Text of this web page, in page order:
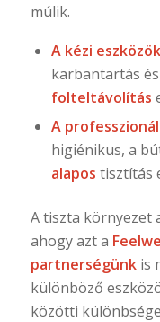
múlik.
A kézi
karbantartás
folteltávolítás
A
higiénikus, a
alapos tisztítás
A tiszta környezet
ahogy azt a
partnerségünkis
különböző
közötti